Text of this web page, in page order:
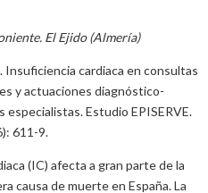
El Ejido (Almería)
Insuficiencia cardiaca en consultas
y actuaciones diagnóstico-
Estudio EPISERVE.
611-9.
(IC) afecta a gran parte de la
causa de muerte en España. La